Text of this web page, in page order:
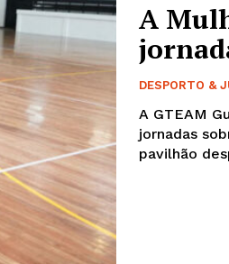
A
DESPORTO &
A GTEAM
jornadas sobre o
pavilhão